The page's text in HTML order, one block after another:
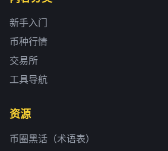
新手入门
币种行情
交易所
工具导航
资源
币圈黑话（术语表）